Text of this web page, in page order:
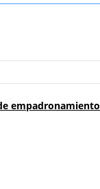
empadronamiento